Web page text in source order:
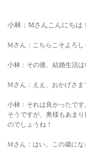
小林：Mさんこんにちは
Mさん：こちらこそよろし
小林：その後、結婚生活は
Mさん ：ええ、おかげさま
小林：それは良かったで
そうですが、奥様もあま
のでしょうね！
Mさん ：はい。この歳に